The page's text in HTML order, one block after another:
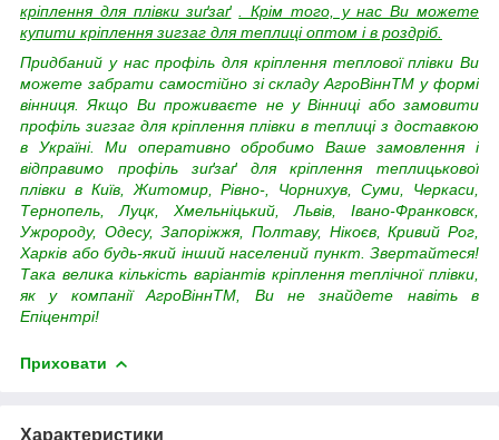
кріплення для плівки зиґзаґ
. Крім того, у нас Ви можете
купити кріплення зигзаг для теплиці оптом і в роздріб.
Придбаний у нас профіль для кріплення теплової плівки Ви
можете забрати самостійно зі складу АгроВіннTM у формі
вінниця. Якщо Ви проживаєте не у Вінниці або замовити
профіль зигзаг для кріплення плівки в теплиці з доставкою
в Україні. Ми оперативно обробимо Ваше замовлення і
відправимо профіль зиґзаґ для кріплення теплицькової
плівки в Київ, Житомир, Рівно-, Чорнихув, Суми, Черкаси,
Тернопель, Луцк, Хмельніцький, Львів, Івано-Франковск,
Ужророду, Одесу, Запоріжжя, Полтаву, Нікоєв, Кривий Рог,
Харків або будь-який інший населений пункт. Звертайтеся!
Така велика кількість варіантів кріплення теплічної плівки,
як у компанії АгроВіннTM, Ви не знайдете навіть в
Епіцентрі!
Приховати
Характеристики